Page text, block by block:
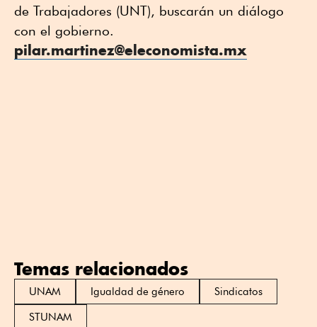
de Trabajadores (UNT), buscarán un diálogo
con el gobierno.
pilar.martinez@eleconomista.mx
Temas relacionados
UNAM Igualdad de género
Sindicatos
STUNAM